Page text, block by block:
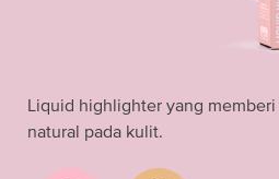
Liquid highlighter yang
natural pada kulit.